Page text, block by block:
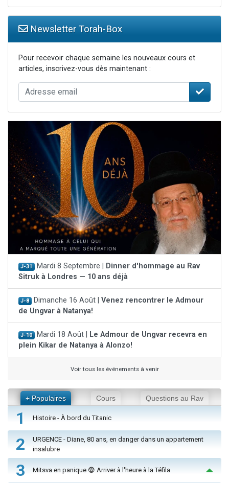
Newsletter Torah-Box
Pour recevoir chaque semaine les nouveaux cours et
articles, inscrivez-vous dès maintenant :
J-31 Mardi 8 Septembre |
Dinner d'hommage au Rav
Sitruk à Londres — 10 ans déjà
J-8 Dimanche 16 Août | Venez rencontrer le Admour
de Ungvar à Natanya!
J-10 Mardi 18 Août |
Le Admour de Ungvar recevra en
plein Kikar de Natanya à Alonzo!
Voir tous les événements à venir
+ Populaires Cours Questions au Rav
1 Histoire - À bord du Titanic
2
URGENCE - Diane, 80 ans, en danger dans un appartement
insalubre
3 Mitsva en panique 😨 Arriver à l'heure à la Téfila